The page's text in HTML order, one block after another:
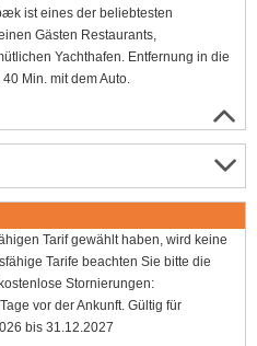
ist eines der beliebtesten
Gästen Restaurants,
Yachthafen. Entfernung in die
Min. mit dem Auto.
Tarif gewählt haben, wird keine
Tarife beachten Sie bitte die
Stornierungen:
vor der Ankunft. Gültig für
bis 31.12.2027